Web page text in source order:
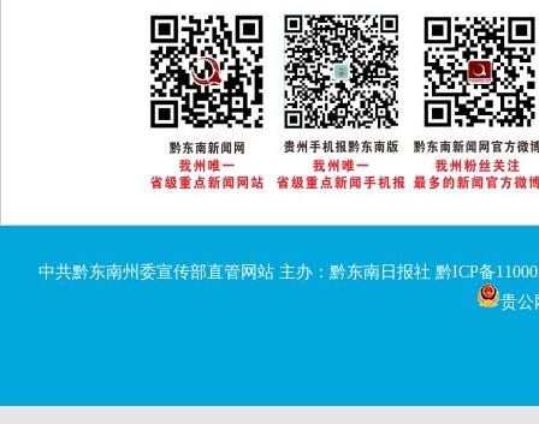
中共黔东南州委宣传部直管网站 主办：黔东南日报社 黔ICP备
贵公